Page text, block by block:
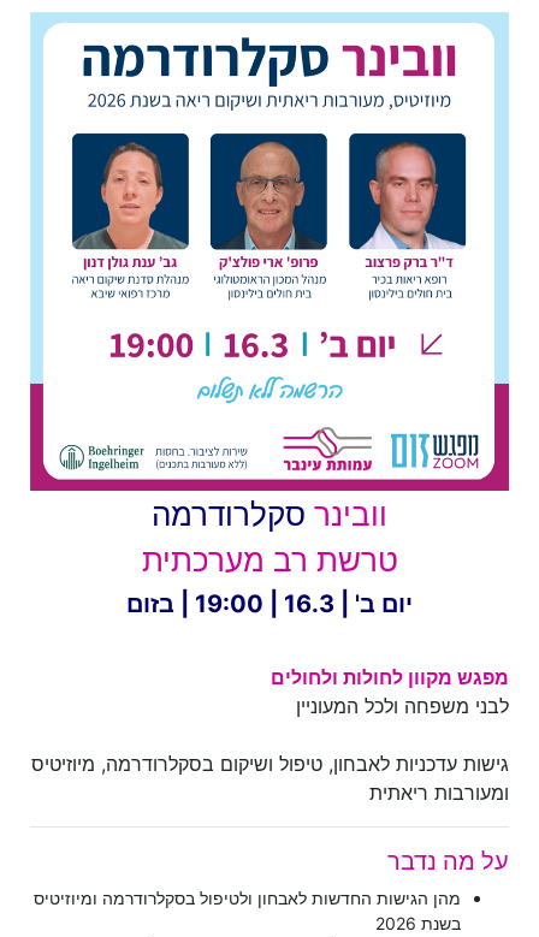
וובינר סקלרודרמה
טרשת רב מערכתית
יום ב' | 16.3 | 19:00 | בזום
מפגש מקוון לחולות ולחולים
לבני משפחה ולכל המעוניין
גישות עדכניות לאבחון, טיפול ושיקום בסקלרודרמה, מיוזיטיס
ומעורבות ריאתית
על מה נדבר
מהן הגישות החדשות לאבחון ולטיפול בסקלרודרמה ומיוזיטיס
בשנת 2026